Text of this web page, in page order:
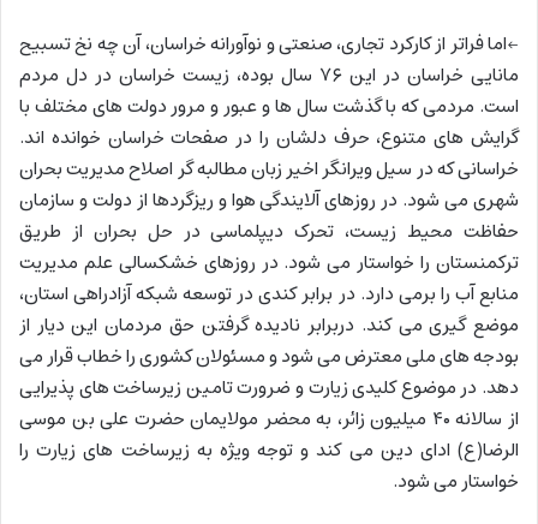
←اما فراتر از کارکرد تجاری، صنعتی و نوآورانه خراسان، آن چه نخ تسبیح
مانایی خراسان در این ۷۶ سال بوده، زیست خراسان در دل مردم
است. مردمی که با گذشت سال ها و عبور و مرور دولت های مختلف با
گرایش های متنوع، حرف دلشان را در صفحات خراسان خوانده اند.
خراسانی که در سیل ویرانگر اخیر زبان مطالبه گر اصلاح مدیریت بحران
شهری می شود. در روزهای آلایندگی هوا و ریزگردها از دولت و سازمان
حفاظت محیط زیست، تحرک دیپلماسی در حل بحران از طریق
ترکمنستان را خواستار می شود. در روزهای خشکسالی علم مدیریت
منابع آب را برمی دارد. در برابر کندی در توسعه شبکه آزادراهی استان،
موضع گیری می کند. دربرابر نادیده گرفتن حق مردمان این دیار از
بودجه های ملی معترض می شود و مسئولان کشوری را خطاب قرار می
دهد. در موضوع کلیدی زیارت و ضرورت تامین زیرساخت های پذیرایی
از سالانه ۴۰ میلیون زائر، به محضر مولایمان حضرت علی بن موسی
الرضا(ع) ادای دین می کند و توجه ویژه به زیرساخت های زیارت را
خواستار می شود.